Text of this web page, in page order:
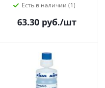
Есть в наличии (1)
63.30руб./шт